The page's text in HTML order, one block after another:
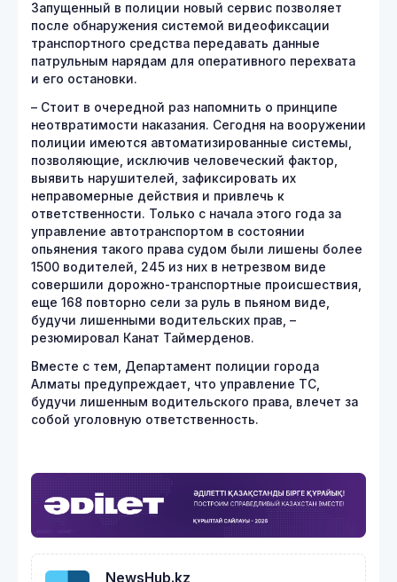
Запущенный в полиции новый сервис позволяет
после обнаружения системой видеофиксации
транспортного средства передавать данные
патрульным нарядам для оперативного перехвата
и его остановки.
– Стоит в очередной раз напомнить о принципе
неотвратимости наказания. Сегодня на вооружении
полиции имеются автоматизированные системы,
позволяющие, исключив человеческий фактор,
выявить нарушителей, зафиксировать их
неправомерные действия и привлечь к
ответственности. Только с начала этого года за
управление автотранспортом в состоянии
опьянения такого права судом были лишены более
1500 водителей, 245 из них в нетрезвом виде
совершили дорожно-транспортные происшествия,
еще 168 повторно сели за руль в пьяном виде,
будучи лишенными водительских прав, –
резюмировал Канат Таймерденов.
Вместе с тем, Департамент полиции города
Алматы предупреждает, что управление ТС,
будучи лишенным водительского права, влечет за
собой уголовную ответственность.
NewsHub.kz